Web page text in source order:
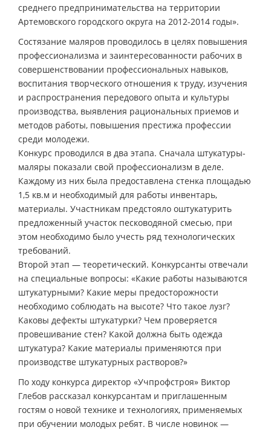
среднего предпринимательства на территории
Артемовского городского округа на 2012-2014 годы».
Состязание маляров проводилось в целях повышения
профессионализма и заинтересованности рабочих в
совершенствовании профессиональных навыков,
воспитания творческого отношения к труду, изучения
и распространения передового опыта и культуры
производства, выявления рациональных приемов и
методов работы, повышения престижа профессии
среди молодежи.
Конкурс проводился в два этапа. Сначала штукатуры-
маляры показали свой профессионализм в деле.
Каждому из них была предоставлена стенка площадью
1,5 кв.м и необходимый для работы инвентарь,
материалы. Участникам предстояло оштукатурить
предложенный участок песководяной смесью, при
этом необходимо было учесть ряд технологических
требований.
Второй этап — теоретический. Конкурсанты отвечали
на специальные вопросы: «Какие работы называются
штукатурными? Какие меры предосторожности
необходимо соблюдать на высоте? Что такое лузг?
Каковы дефекты штукатурки? Чем проверяется
провешивание стен? Какой должна быть одежда
штукатура? Какие материалы применяются при
производстве штукатурных растворов?»
По ходу конкурса директор «Учпрофстроя» Виктор
Глебов рассказал конкурсантам и приглашенным
гостям о новой технике и технологиях, применяемых
при обучении молодых ребят. В числе новинок —